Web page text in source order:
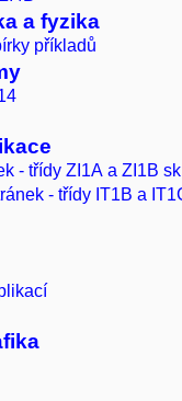
a fyzika
příkladů
- třídy ZI1A a ZI1B
- třídy IT1B a